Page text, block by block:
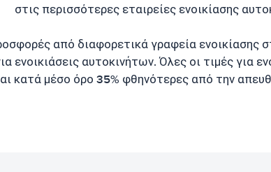
στις περισσότερες εταιρείες ενοικίασης
από διαφορετικά γραφεία ενοικίασης
ενοικιάσεις αυτοκινήτων. Όλες οι τιμές για
κατά μέσο όρο 35% φθηνότερες από την